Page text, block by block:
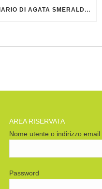
NOTIZIARIO DI AGATA SMERALDA – SETTEMBRE 2015
AREA RISERVATA
Nome utente o indirizzo email
Password